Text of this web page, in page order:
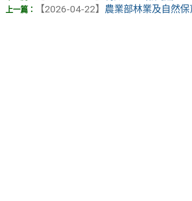
【2026-04-22】 農業部林業及自然